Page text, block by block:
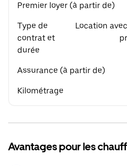
Premier loyer (à partir de)
Type de
contrat et
durée
Location
Assurance (à partir de)
Kilométrage
Avantages pour les